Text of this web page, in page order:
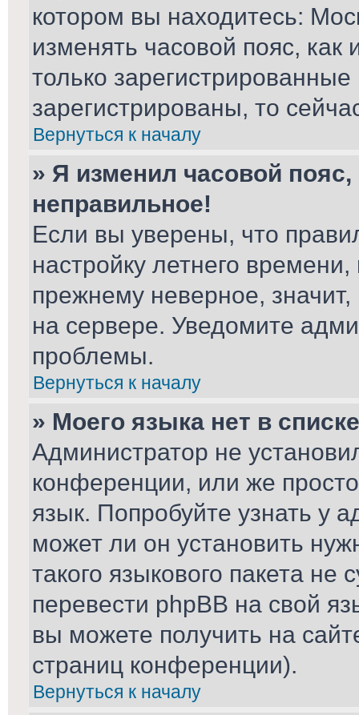
котором вы находитесь:
изменять часовой пояс, как
только
зарегистрированы, то
Вернуться к началу
» Я изменил часовой
неправильное!
Если вы уверены, что
настройку летнего
прежнему неверное,
на сервере. Уведомите
проблемы.
Вернуться к началу
» Моего языка нет в
Администратор не
конференции, или же
язык. Попробуйте узнать у
может ли он установить
такого языкового пакета
перевести phpBB на свой
вы можете получить на
страниц конференции).
Вернуться к началу